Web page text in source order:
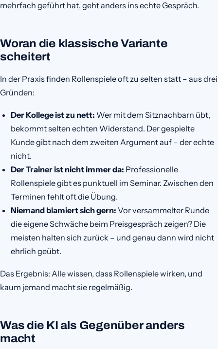
mehrfach geführt hat, geht anders ins echte Gespräch.
Woran die klassische Variante
scheitert
In der Praxis finden Rollenspiele oft zu selten statt – aus drei
Gründen:
Der Kollege ist zu nett: Wer mit dem Sitznachbarn übt,
bekommt selten echten Widerstand. Der gespielte
Kunde gibt nach dem zweiten Argument auf – der echte
nicht.
Der Trainer ist nicht immer da: Professionelle
Rollenspiele gibt es punktuell im Seminar. Zwischen den
Terminen fehlt oft die Übung.
Niemand blamiert sich gern: Vor versammelter Runde
die eigene Schwäche beim Preisgespräch zeigen? Die
meisten halten sich zurück – und genau dann wird nicht
ehrlich geübt.
Das Ergebnis: Alle wissen, dass Rollenspiele wirken, und
kaum jemand macht sie regelmäßig.
Was die KI als Gegenüber anders
macht